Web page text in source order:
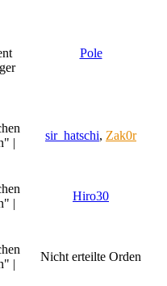
Pole
|
sir_hatschi, Zak0r
|
Hiro30
|
Nicht erteilte Orden